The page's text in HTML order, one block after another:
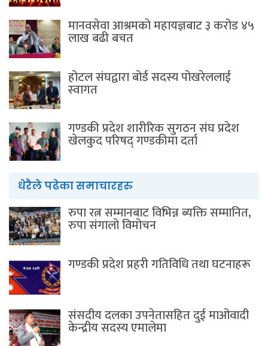
मानवसेवा आश्रमकाे‌ महायज्ञबाट ३ करोड ४५
लाख बढी बचत
होटल संघद्वारा बोर्ड सदस्य पोखरेललाई
स्वागत
गण्डकी प्रदेश शारीरिक सुगठन संघ प्रदेश
खेलकुद परिषद् गण्डकीमा दर्ता
धेरैले पढेका समाचारहरु
रुपा रत्न सम्मानबाट विभिन्न ब्यक्ति सम्मानित,
रुपा संगालो विमोचन
गण्डकी प्रदेश प्रहरी गतिविधि तथा घटनाहरू
संसदीय दलका उपनेतासहित दुई माओवादी
केन्द्रीय सदस्य एमालेमा